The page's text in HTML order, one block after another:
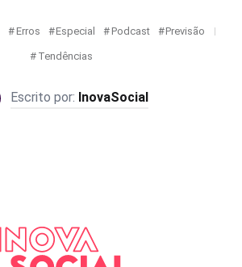
Erros Especial Podcast Previsão
Tendências
InovaSocial